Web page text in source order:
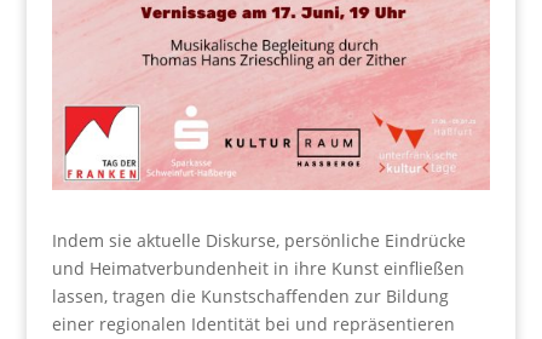
Indem sie aktuelle Diskurse, persönliche Eindrücke
und Heimatverbundenheit in ihre Kunst einfließen
lassen, tragen die Kunstschaffenden zur Bildung
einer regionalen Identität bei und repräsentieren